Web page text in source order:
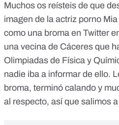
Muchos os reísteis de que
imagen de la actriz porno
como una broma en Twitter
una vecina de Cáceres que
Olimpiadas de Física y
nadie iba a informar de ello.
broma, terminó calando y
al respecto, así que salimos